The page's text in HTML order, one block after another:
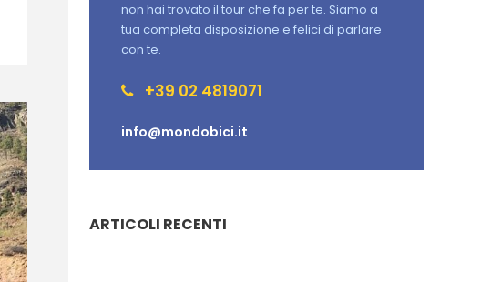
non hai trovato il tour che fa per te. Siamo a
tua completa disposizione e felici di parlare
con te.
+39 02 4819071
info@mondobici.it
ARTICOLI RECENTI